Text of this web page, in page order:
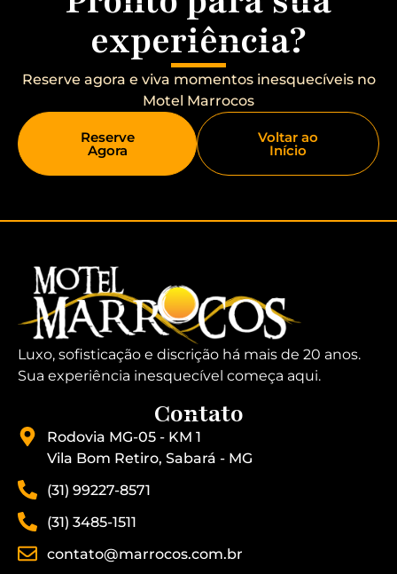
experiência?
Reserve agora e viva momentos inesquecíveis no
Motel Marrocos
Voltar ao
Início
Reserve
Agora
Luxo, sofisticação e discrição há mais de 20 anos.
Sua experiência inesquecível começa aqui.
Contato
Rodovia MG-05 - KM 1
Vila Bom Retiro, Sabará - MG
(31) 99227-8571
(31) 3485-1511
contato@marrocos.com.br